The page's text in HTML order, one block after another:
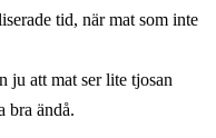
tid, när mat som inte
ju att mat ser lite tjosan
bra ändå.